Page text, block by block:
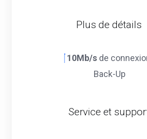
Plus de détails
10Mb/s de
Back-Up
Service et